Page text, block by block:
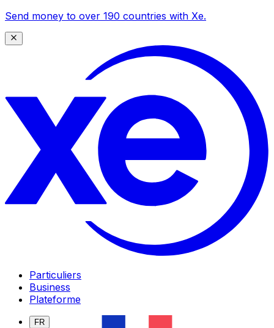
Send money to over 190 countries with Xe.
Particuliers
Business
Plateforme
FR